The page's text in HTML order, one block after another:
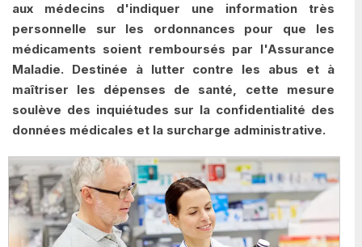
aux médecins d'indiquer une information très
personnelle sur les ordonnances pour que les
médicaments soient remboursés par l'Assurance
Maladie. Destinée à lutter contre les abus et à
maîtriser les dépenses de santé, cette mesure
soulève des inquiétudes sur la confidentialité des
données médicales et la surcharge administrative.